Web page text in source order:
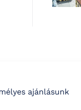
ajánlásunk